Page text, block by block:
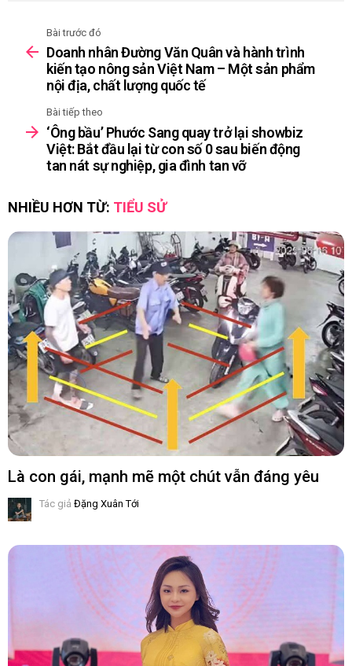
more
Bài trước đó
Doanh nhân Đường Văn Quân và hành trình
kiến tạo nông sản Việt Nam – Một sản phẩm
nội địa, chất lượng quốc tế
Bài tiếp theo
‘Ông bầu’ Phước Sang quay trở lại showbiz
Việt: Bắt đầu lại từ con số 0 sau biến động
tan nát sự nghiệp, gia đình tan vỡ
NHIỀU HƠN TỪ: TIỂU SỬ
Là con gái, mạnh mẽ một chút vẫn đáng yêu
Tác giả Đặng Xuân Tới